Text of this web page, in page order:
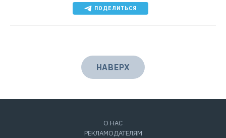
ПОДЕЛИТЬСЯ
НАВЕРХ
О НАС
РЕКЛАМОДАТЕЛЯМ